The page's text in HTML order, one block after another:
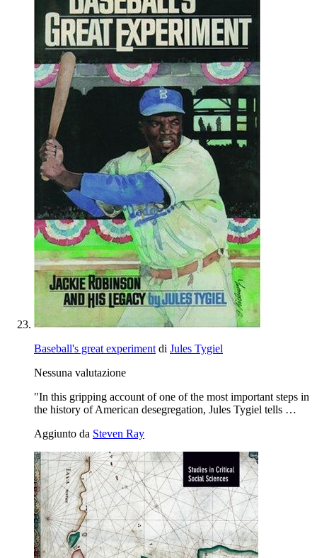
Baseball's great experiment di Jules Tygiel
Nessuna valutazione
"In this gripping account of one of the most important steps in
the history of American desegregation, Jules Tygiel tells …
Aggiunto da Steven Ray